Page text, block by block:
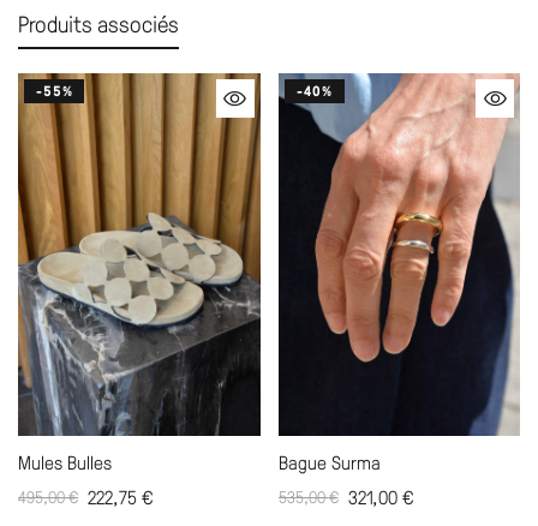
Produits associés
-55%
Mules Bulles
495,00€ 222,75€
-40%
Bague Surma
535,00€ 321,00€